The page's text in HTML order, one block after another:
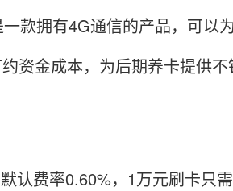
款拥有4G通信的产品，可以
资金成本，为后期养卡提供不
认费率0.60%，1万元刷卡只需